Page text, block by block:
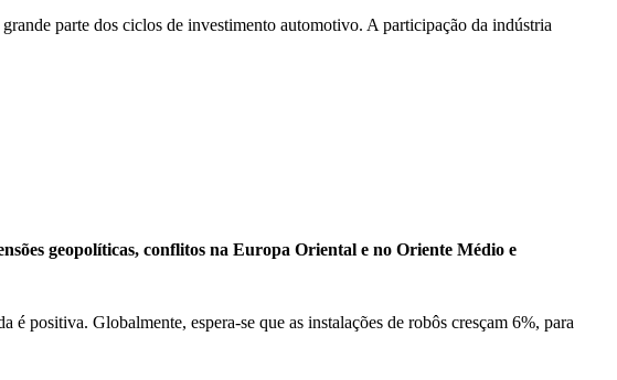
parte dos ciclos de investimento automotivo. A participação da indústria
geopolíticas, conflitos na Europa Oriental e no Oriente Médio e
positiva. Globalmente, espera-se que as instalações de robôs cresçam 6%, para